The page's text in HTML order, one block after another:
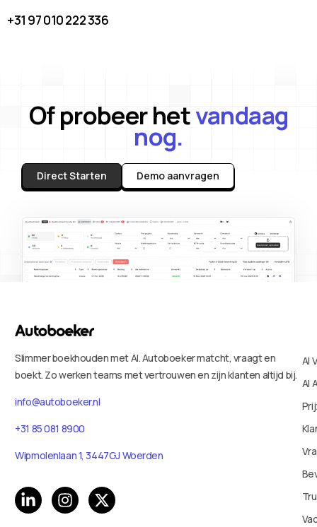
+31 97 010 222 336
Of probeer hetvandaag
nog.
Direct Starten Demo aanvragen
Slimmer boekhouden met AI. Autoboeker matcht, vraagt en
boekt. Zo werken teams met vertrouwen en zijn klanten altijd bij.
info@autoboeker.nl
+31 85 081 8900
Wipmolenlaan 1, 3447GJ Woerden
AI
AI